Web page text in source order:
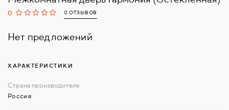
0 0 ОТЗЫВОВ
Нет предложений
ХАРАКТЕРИСТИКИ
Россия